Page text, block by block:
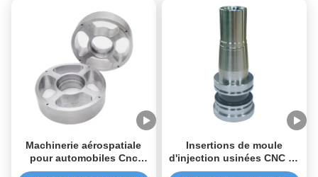
Machinerie aérospatiale
pour automobiles Cnc
Parties en aluminium
Insertions de moule
d'injection usinées CNC de
haute précision avec